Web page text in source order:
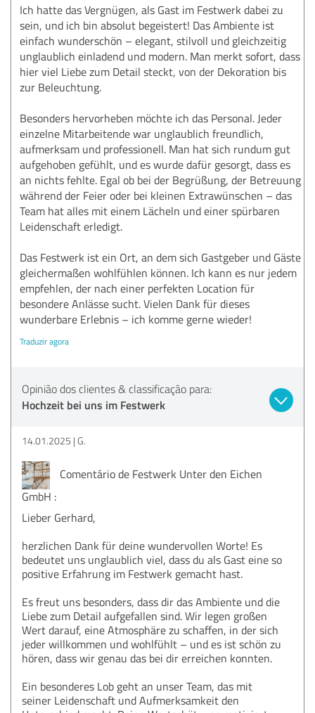
Ich hatte das Vergnügen, als Gast im Festwerk dabei zu
sein, und ich bin absolut begeistert! Das Ambiente ist
einfach wunderschön – elegant, stilvoll und gleichzeitig
unglaublich einladend und modern. Man merkt sofort, dass
hier viel Liebe zum Detail steckt, von der Dekoration bis
zur Beleuchtung.
Besonders hervorheben möchte ich das Personal. Jeder
einzelne Mitarbeitende war unglaublich freundlich,
aufmerksam und professionell. Man hat sich rundum gut
aufgehoben gefühlt, und es wurde dafür gesorgt, dass es
an nichts fehlte. Egal ob bei der Begrüßung, der Betreuung
während der Feier oder bei kleinen Extrawünschen – das
Team hat alles mit einem Lächeln und einer spürbaren
Leidenschaft erledigt.
Das Festwerk ist ein Ort, an dem sich Gastgeber und Gäste
gleichermaßen wohlfühlen können. Ich kann es nur jedem
empfehlen, der nach einer perfekten Location für
besondere Anlässe sucht. Vielen Dank für dieses
wunderbare Erlebnis – ich komme gerne wieder!
Traduzir agora
Opinião dos clientes & classificação para:
Hochzeit bei uns im Festwerk
14.01.2025 G.
Comentário de Festwerk Unter den Eichen
GmbH :
Lieber Gerhard,
herzlichen Dank für deine wundervollen Worte! Es
bedeutet uns unglaublich viel, dass du als Gast eine so
positive Erfahrung im Festwerk gemacht hast.
Es freut uns besonders, dass dir das Ambiente und die
Liebe zum Detail aufgefallen sind. Wir legen großen
Wert darauf, eine Atmosphäre zu schaffen, in der sich
jeder willkommen und wohlfühlt – und es ist schön zu
hören, dass wir genau das bei dir erreichen konnten.
Ein besonderes Lob geht an unser Team, das mit
seiner Leidenschaft und Aufmerksamkeit den